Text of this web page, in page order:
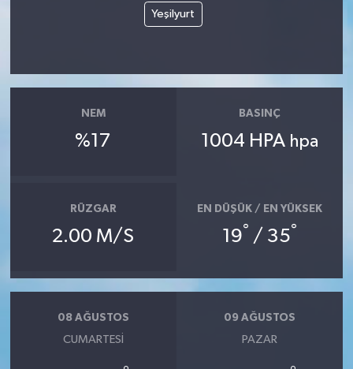
Yeşilyurt
NEM
%17
BASINÇ
1004 HPA hpa
RÜZGAR
2.00 M/S
EN DÜŞÜK / EN YÜKSEK
19° / 35°
08 AĞUSTOS
CUMARTESI
09 AĞUSTOS
PAZAR